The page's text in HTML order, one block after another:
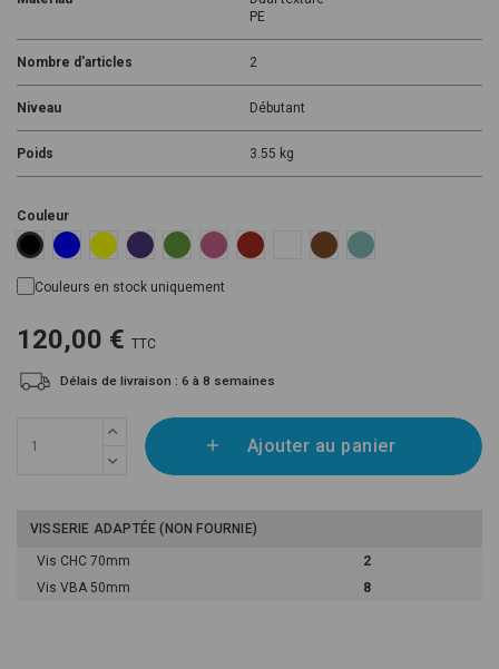
PE
Nombre d'articles 2
Niveau Débutant
Poids 3.55 kg
Couleur
Black RAL 9005
Blue RAL 5015
Yellow RAL 1018
Violet S4050-R60B/M
Green RAL 6018
Pink RAL 4003Red RAL 3000
White Brown RAL 8003
Blue Mint RAL 6027
Couleurs en stock uniquement
120,00 € TTC
Délais de livraison : 6 à 8 semaines
Ajouter au panier
VISSERIE ADAPTÉE (NON FOURNIE)
Vis CHC 70mm
2
Vis VBA 50mm
8